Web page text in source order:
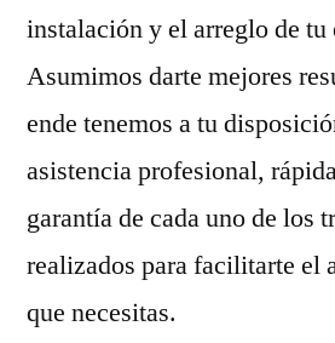
instalación y el arreglo de tu
Asumimos darte mejores
ende tenemos a tu
asistencia profesional,
garantía de cada uno de los
realizados para facilitarte el
que necesitas.